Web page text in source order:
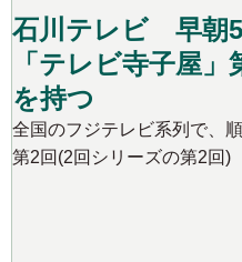
石川テレビ 早朝
「テレビ寺子屋
を持つ
全国のフジテレビ系列で、
第2回(2回シリーズの第2回)